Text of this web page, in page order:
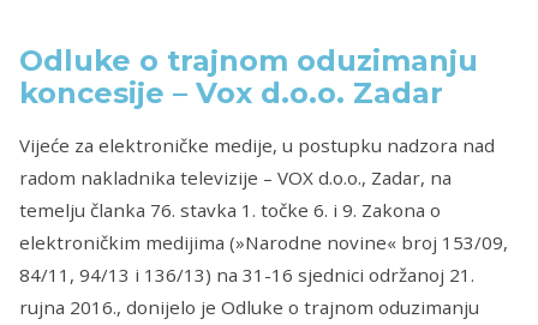
Odluke o trajnom oduzimanju
koncesije – Vox d.o.o. Zadar
Vijeće za elektroničke medije, u postupku nadzora nad
radom nakladnika televizije – VOX d.o.o., Zadar, na
temelju članka 76. stavka 1. točke 6. i 9. Zakona o
elektroničkim medijima (»Narodne novine« broj 153/09,
84/11, 94/13 i 136/13) na 31-16 sjednici održanoj 21.
rujna 2016., donijelo je Odluke o trajnom oduzimanju